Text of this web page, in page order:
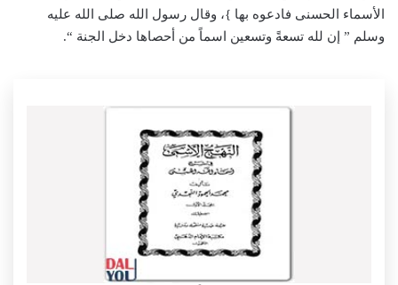
الأسماء الحسنى فادعوه بها }، وقال رسول الله صلى الله عليه
وسلم ” إن لله تسعةً وتسعين اسماً من أحصاها دخل الجنة “.